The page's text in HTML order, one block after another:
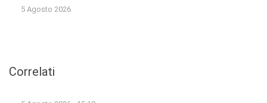
5 Agosto 2026
Correlati